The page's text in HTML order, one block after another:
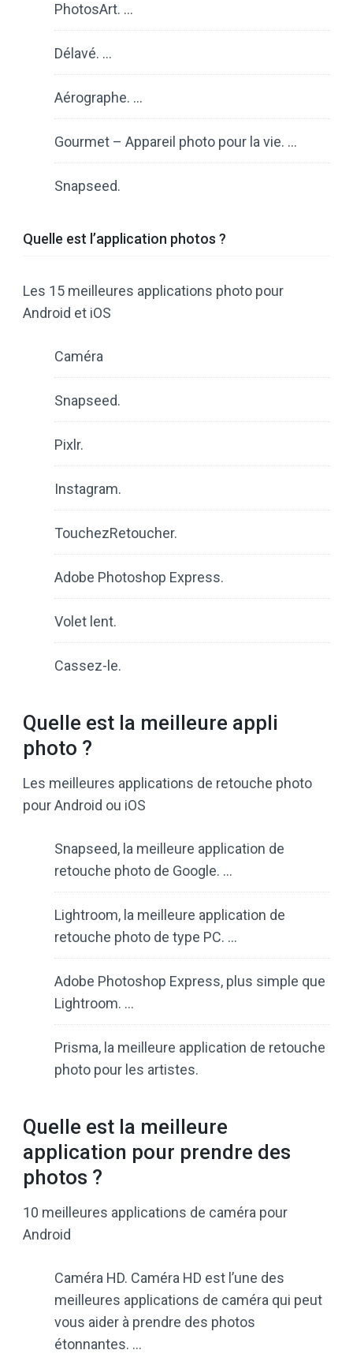
PhotosArt. …
Délavé. …
Aérographe. …
Gourmet – Appareil photo pour la vie. …
Snapseed.
Quelle est l’application photos ?
Les 15 meilleures applications photo pour
Android et iOS
Caméra
Snapseed.
Pixlr.
Instagram.
TouchezRetoucher.
Adobe Photoshop Express.
Volet lent.
Cassez-le.
Quelle est la meilleure appli
photo ?
Les meilleures applications de retouche photo
pour Android ou iOS
Snapseed, la meilleure application de
retouche photo de Google. …
Lightroom, la meilleure application de
retouche photo de type PC. …
Adobe Photoshop Express, plus simple que
Lightroom. …
Prisma, la meilleure application de retouche
photo pour les artistes.
Quelle est la meilleure
application pour prendre des
photos ?
10 meilleures applications de caméra pour
Android
Caméra HD. Caméra HD est l’une des
meilleures applications de caméra qui peut
vous aider à prendre des photos
étonnantes. …